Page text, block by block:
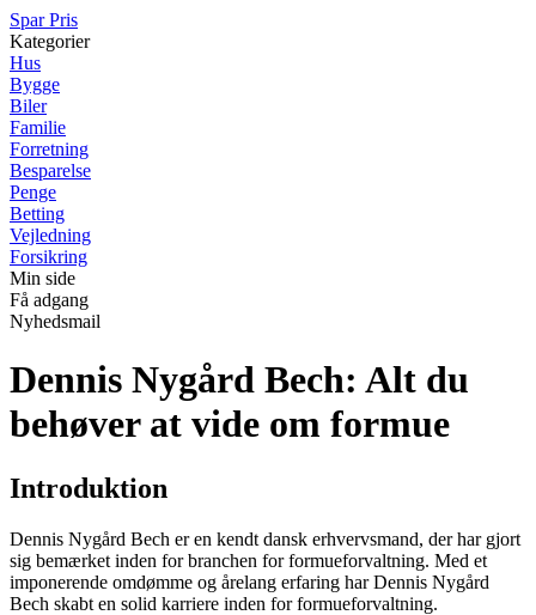
Spar Pris
Kategorier
Hus
Bygge
Biler
Familie
Forretning
Besparelse
Penge
Betting
Vejledning
Forsikring
Min side
Få adgang
Nyhedsmail
Dennis Nygård Bech: Alt du
behøver at vide om formue
Introduktion
Dennis Nygård Bech er en kendt dansk erhvervsmand, der har gjort
sig bemærket inden for branchen for formueforvaltning. Med et
imponerende omdømme og årelang erfaring har Dennis Nygård
Bech skabt en solid karriere inden for formueforvaltning.